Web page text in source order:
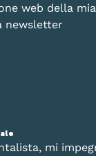
mi
web della mia
newsletter